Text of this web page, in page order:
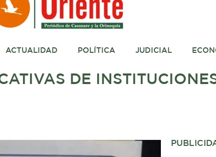
ACTUALIDAD POLÍTICA JUDICIAL
DE